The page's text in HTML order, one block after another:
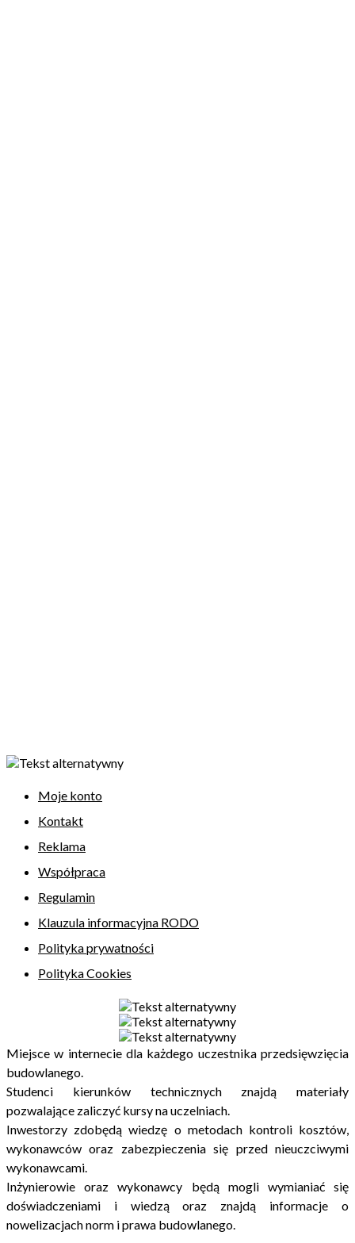
Moje konto
Kontakt
Reklama
Współpraca
Regulamin
Klauzula informacyjna RODO
Polityka prywatności
Polityka Cookies
Miejsce w internecie dla każdego uczestnika przedsięwzięcia
budowlanego.
Studenci kierunków technicznych znajdą materiały
pozwalające zaliczyć kursy na uczelniach.
Inwestorzy zdobędą wiedzę o metodach kontroli kosztów,
wykonawców oraz zabezpieczenia się przed nieuczciwymi
wykonawcami.
Inżynierowie oraz wykonawcy będą mogli wymianiać się
doświadczeniami i wiedzą oraz znajdą informacje o
nowelizacjach norm i prawa budowlanego.